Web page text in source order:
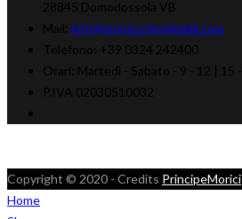
info@menocchiogioielli.com
Copyright © 2020 - Credits PrincipeMorici
Home